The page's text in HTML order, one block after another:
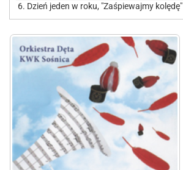
6. Dzień jeden w roku, "Zaśpiewajmy kolędę"